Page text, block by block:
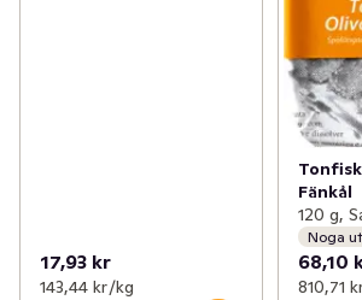
17,93 kr
143,44 kr /kg
Fänkål
120 g,
Noga
68,10
810,71